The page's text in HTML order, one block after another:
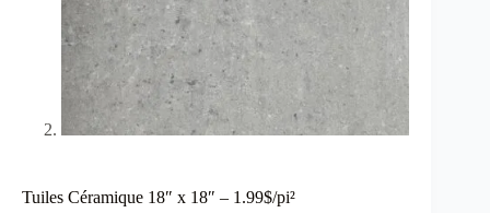
Tuiles Céramique 18″ x 18″ – 1.99$/pi²